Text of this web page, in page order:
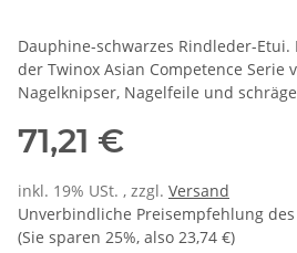
Dauphine-schwarzes Rindleder-Etui.
der Twinox Asian Competence Serie
Nagelknipser, Nagelfeile und
71,21 €
inkl. 19% USt. , zzgl. Versand
Unverbindliche Preisempfehlung
(Sie sparen 25%, also 23,74 €)